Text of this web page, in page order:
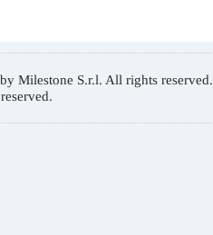
Milestone S.r.l. All rights reserved.